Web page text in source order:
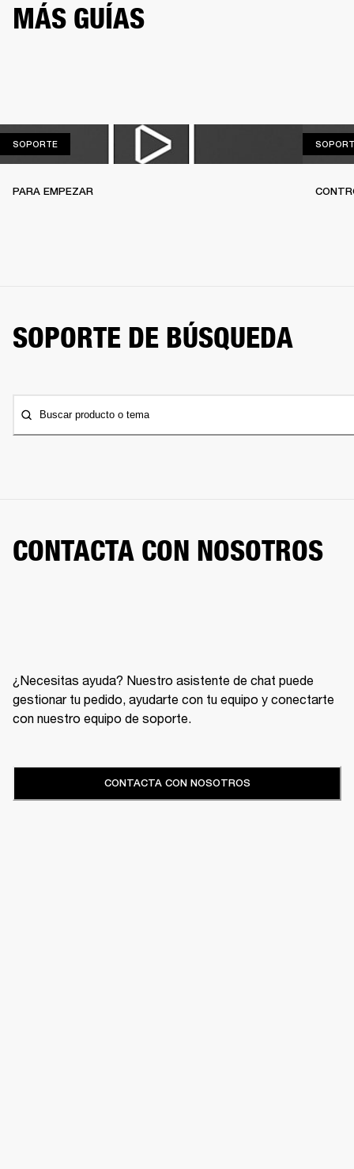
MÁS GUÍAS
SOPORTESOPORTE
PARA EMPEZAR
SOPORTE DE BÚSQUEDA
Buscar producto o tema
CONTACTA CON NOSOTROS
¿Necesitas ayuda? Nuestro asistente de chat puede
gestionar tu pedido, ayudarte con tu equipo y conectarte
con nuestro equipo de soporte.
CONTACTA CON NOSOTROS